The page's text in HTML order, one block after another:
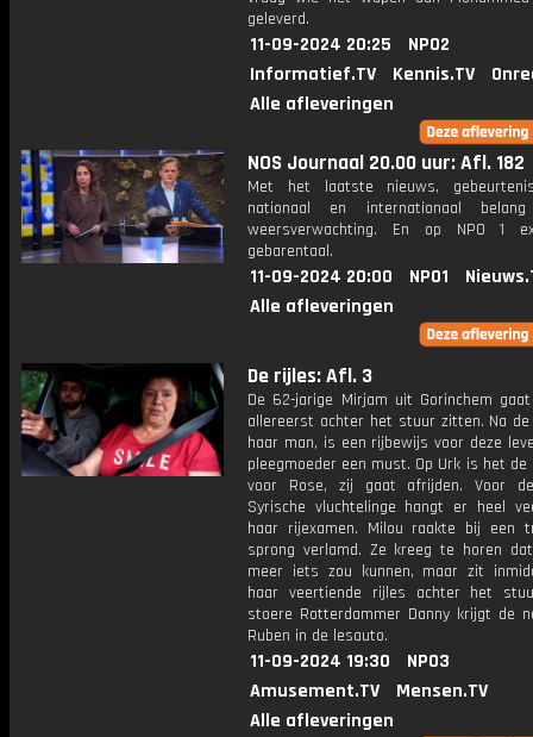
geleverd.
11-09-2024 20:25
NPO2
Informatief.TV
Kennis.TV
Alle afleveringen
NOS Journaal 20.00 uur: Afl. 182
Met het laatste nieuws,
nationaal en internationaal
weersverwachting. En op NPO 1
gebarentaal.
11-09-2024 20:00 NPO1
Alle afleveringen
De rijles: Afl. 3
De 62-jarige Mirjam uit Gorinchem
allereerst achter het stuur zitten. Na de
haar man, is een rijbewijs voor deze
pleegmoeder een must. Op Urk is het
voor Rose, zij gaat afrijden. Voor
Syrische vluchtelinge hangt er heel
haar rijexamen. Milou raakte bij een
sprong verlamd. Ze kreeg te horen
meer iets zou kunnen, maar zit
haar veertiende rijles achter het
stoere Rotterdammer Danny krijgt de
Ruben in de lesauto.
11-09-2024 19:30
NPO3
Amusement.TV
Mensen.TV
Alle afleveringen